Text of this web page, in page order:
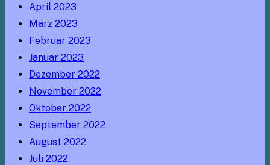
April 2023
März 2023
Februar 2023
Januar 2023
Dezember 2022
November 2022
Oktober 2022
September 2022
August 2022
Juli 2022